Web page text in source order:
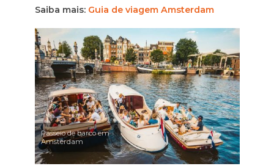
Saiba mais: Guia de viagem Amsterdam
Passeio de barco em
Amsterdam